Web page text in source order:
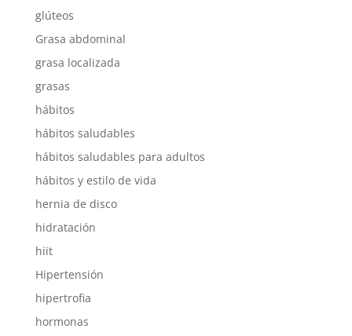
glúteos
Grasa abdominal
grasa localizada
grasas
hábitos
hábitos saludables
hábitos saludables para adultos
hábitos y estilo de vida
hernia de disco
hidratación
hiit
Hipertensión
hipertrofia
hormonas